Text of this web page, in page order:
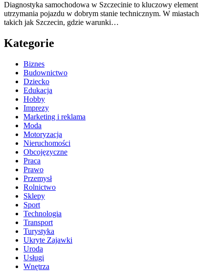
Diagnostyka samochodowa w Szczecinie to kluczowy element
utrzymania pojazdu w dobrym stanie technicznym. W miastach
takich jak Szczecin, gdzie warunki…
Kategorie
Biznes
Budownictwo
Dziecko
Edukacja
Hobby
Imprezy
Marketing i reklama
Moda
Motoryzacja
Nieruchomości
Obcojęzyczne
Praca
Prawo
Przemysł
Rolnictwo
Sklepy
Sport
Technologia
Transport
Turystyka
Ukryte Zajawki
Uroda
Usługi
Wnętrza